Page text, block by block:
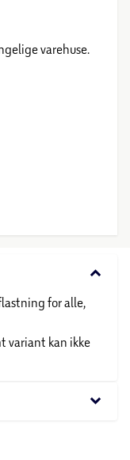
varehuse.
keyboard_arrow_down
for alle,
variant kan ikke
keyboard_arrow_down